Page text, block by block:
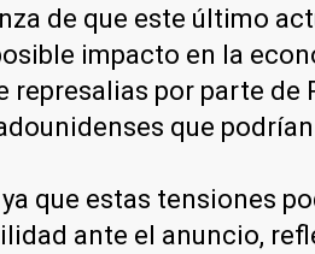
de que este último
impacto en la
por parte
que
que estas tensiones
ante el anuncio,